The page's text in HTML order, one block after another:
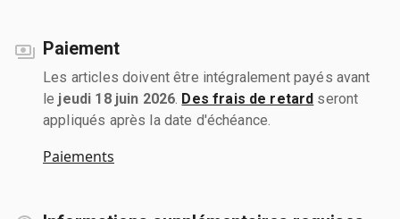
Paiement
Les articles doivent être intégralement payés avant
le jeudi 18 juin 2026 Des frais de retard seront
appliqués après la date d'échéance.
Paiements